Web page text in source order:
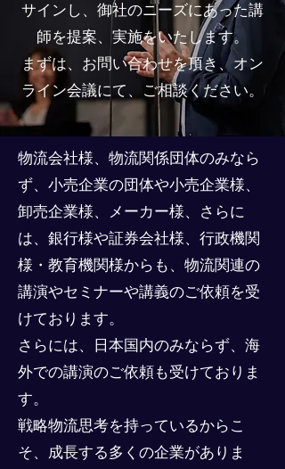
サインし、御社のニーズにあった講
師を提案、実施をいたします。
​まずは、お問い合わせを頂き、オン
ライン会議にて、ご相談ください。
物流会社様、物流関係団体のみなら
ず、小売企業の団体や小売企業様、
卸売企業様、メーカー様、さらに
は、銀行様や証券会社様、行政機関
様・教育機関様からも、物流関連の
講演やセミナーや講義のご依頼を受
けております。
さらには、日本国内のみならず、海
外での講演のご依頼も受けておりま
す。
戦略物流思考を持っているからこ
そ、成長する多くの企業がありま